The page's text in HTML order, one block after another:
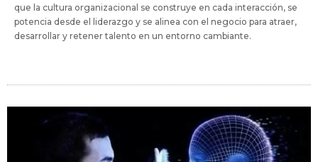
que la cultura organizacional se construye en cada interacción, se
potencia desde el liderazgo y se alinea con el negocio para atraer,
desarrollar y retener talento en un entorno cambiante.